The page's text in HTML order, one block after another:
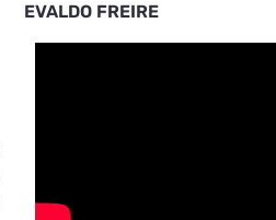
EVALDO FREIRE